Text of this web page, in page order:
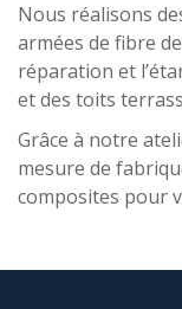
Nous réalisons
armées de fibre
réparation et
et des toits
Grâce à notre
mesure de
composites pour